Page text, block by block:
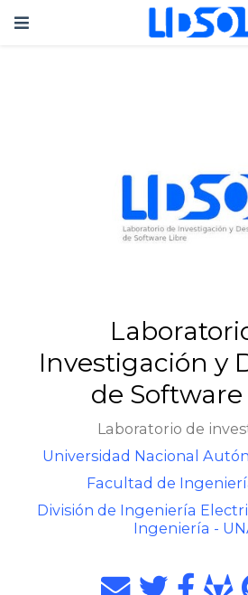
Investigación y
de
Laboratorio de
Universidad Nacional
Facultad de
División de Ingeniería
Ingeniería -